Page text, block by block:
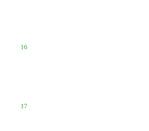
16
17